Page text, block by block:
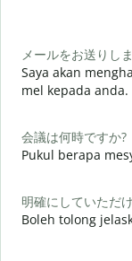
メールをお送りしま
Saya akan
mel kepada anda.
会議は何時ですか?
Pukul berapa
明確にしていただ
Boleh tolong